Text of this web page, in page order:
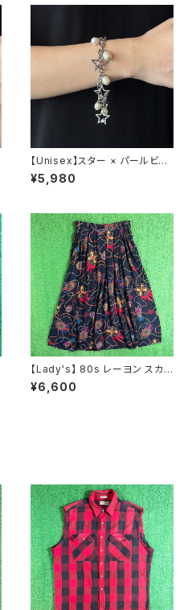
【Unisex】スター × パールビー
ズ チャーム チェーン ブレスレッ
ト / 古着 アクセサリー N1109
¥5,980
【Lady's】 80s レーヨン スカ
ーフ柄 スカート / 80年代 古着
レディース 総柄 2266
¥6,600